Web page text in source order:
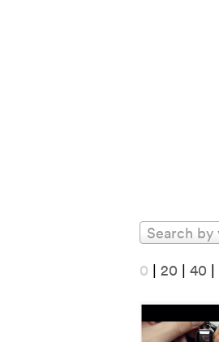
Search by
0 | 20 | 40 |